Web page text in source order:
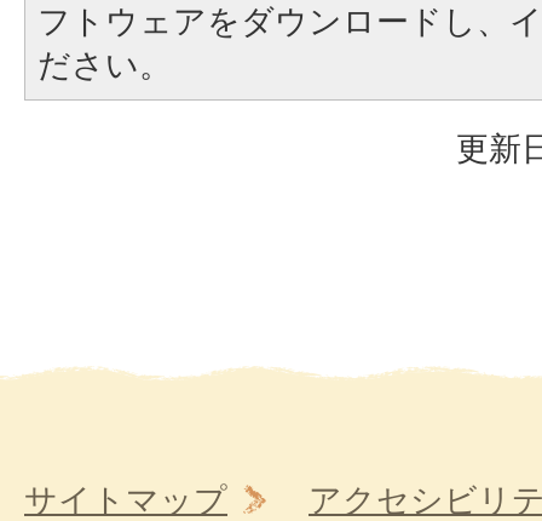
フトウェアをダウンロードし、
ださい。
更新
サイトマップ アクセシビリ